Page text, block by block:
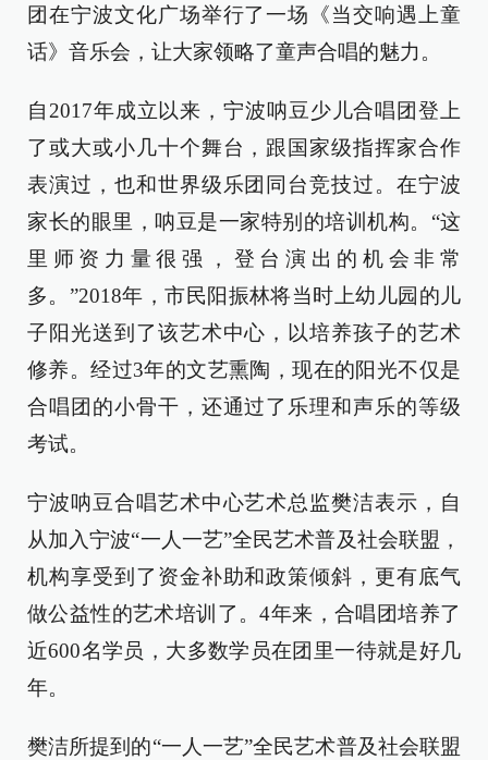
团在宁波文化广场举行了一场《当交响遇上童
话》音乐会，让大家领略了童声合唱的魅力。
自2017年成立以来，宁波呐豆少儿合唱团登上
了或大或小几十个舞台，跟国家级指挥家合作
表演过，也和世界级乐团同台竞技过。在宁波
家长的眼里，呐豆是一家特别的培训机构。“这
里师资力量很强，登台演出的机会非常
多。”2018年，市民阳振林将当时上幼儿园的儿
子阳光送到了该艺术中心，以培养孩子的艺术
修养。经过3年的文艺熏陶，现在的阳光不仅是
合唱团的小骨干，还通过了乐理和声乐的等级
考试。
宁波呐豆合唱艺术中心艺术总监樊洁表示，自
从加入宁波“一人一艺”全民艺术普及社会联盟，
机构享受到了资金补助和政策倾斜，更有底气
做公益性的艺术培训了。4年来，合唱团培养了
近600名学员，大多数学员在团里一待就是好几
年。
樊洁所提到的“一人一艺”全民艺术普及社会联盟